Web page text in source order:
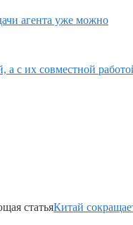
агента уже можно
а с их совместной
статьяКитай